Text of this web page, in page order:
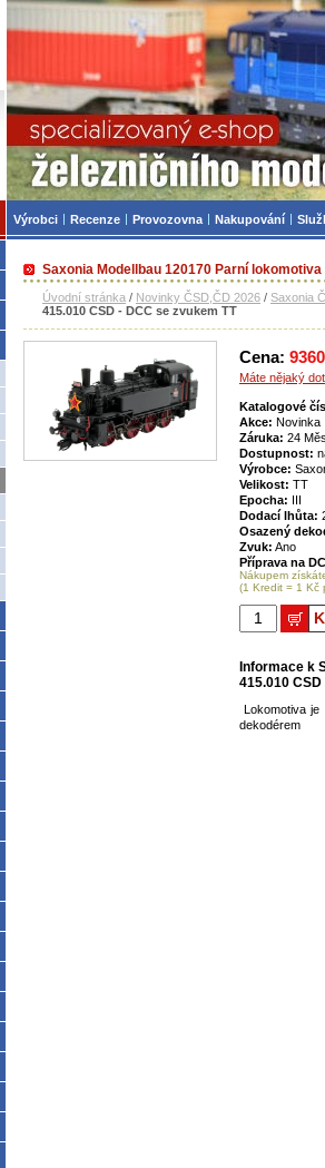
Saxonia Modellbau 120170 Parní
Úvodní stránka / Novinky ČSD,ČD 2026 / Saxonia
415.010 CSD - DCC se zvukem TT
Cena: 9360
Máte nějaký
Katalogové
Akce: Novinka
Záruka: 24
Dostupnost:
Výrobce:
Velikost: TT
Epocha:
Dodací lhůta:
Osazený
Zvuk: Ano
Příprava na
Nákupem
(1 Kredit = 1 Kč
Informace k
415.010
Lokomotiva
dekodérem
Železniční modelářství,
Výrobci Recenze Provozovna Nakupování